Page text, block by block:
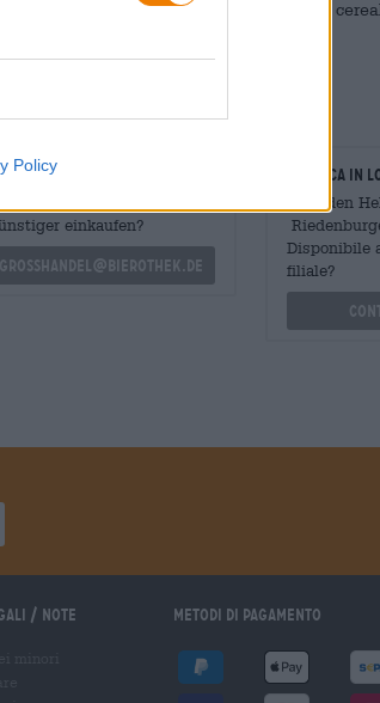
Policy
solidi sentori di biscotto e sobrie note di
o ristoratori
einkaufen?
grosshandel@bierothek.de
Verifica in
È Dolden
Disponibile
filiale?
/ Note Metodi di pagamento